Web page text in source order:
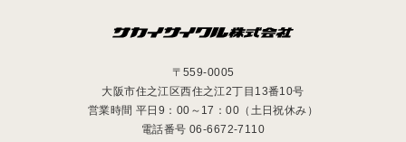
〒559-0005
大阪市住之江区西住之江2丁目13番10号
営業時間 平日9：00～17：00（土日祝休み）
電話番号 06-6672-7110